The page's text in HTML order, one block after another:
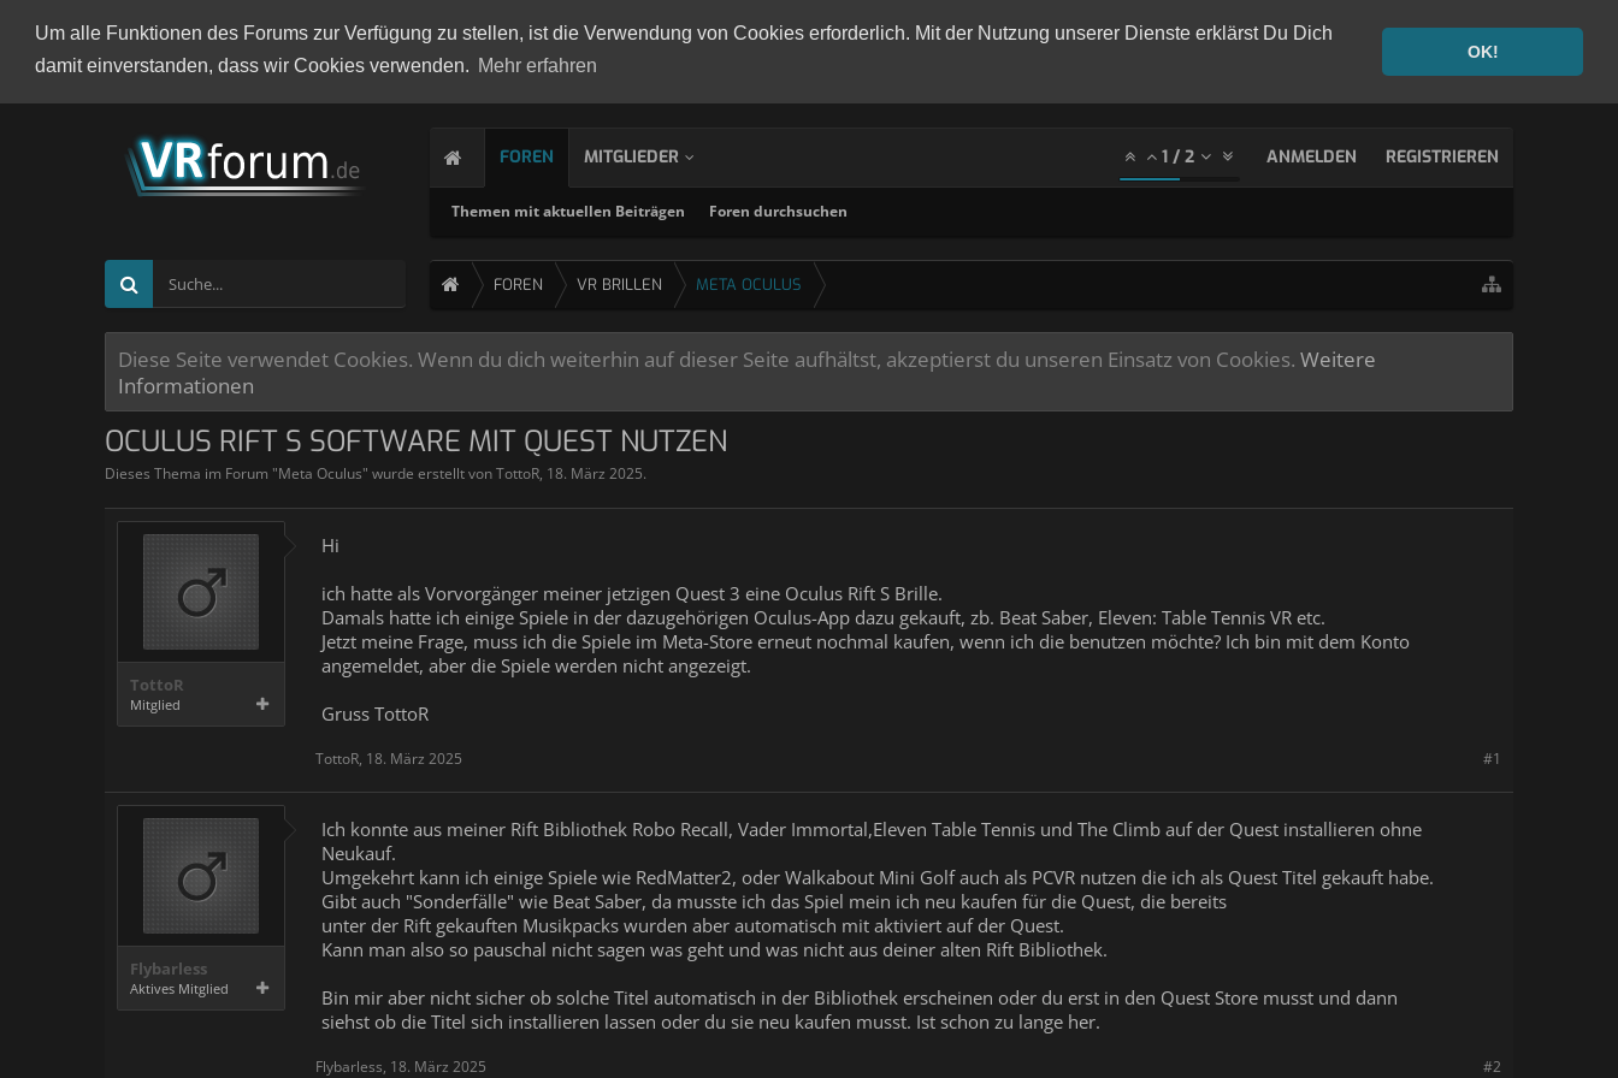
Um alle Funktionen des Forums zur Verfügung zu stellen, ist die Verwendung von Cookies erforderlich. Mit der Nutzung unserer Dienste erklärst Du Dich
damit einverstanden, dass wir Cookies verwenden. Mehr erfahren
OK!
FOREN
Themen mit aktuellen Beiträgen Foren durchsuchen
MITGLIEDER 1 / 2 ANMELDEN REGISTRIEREN
FOREN VR BRILLEN META OCULUS
Diese Seite verwendet Cookies. Wenn du dich weiterhin auf dieser Seite aufhältst, akzeptierst du unseren Einsatz von Cookies. Weitere
Informationen
OCULUS RIFT S SOFTWARE MIT QUEST NUTZEN
Dieses Thema im Forum "Meta Oculus" wurde erstellt vonTottoR, 18. März 2025.
TottoR
Mitglied
Hi
ich hatte als Vorvorgänger meiner jetzigen Quest 3 eine Oculus Rift S Brille.
Damals hatte ich einige Spiele in der dazugehörigen Oculus-App dazu gekauft, zb. Beat Saber, Eleven: Table Tennis VR etc.
Jetzt meine Frage, muss ich die Spiele im Meta-Store erneut nochmal kaufen, wenn ich die benutzen möchte? Ich bin mit dem Konto
angemeldet, aber die Spiele werden nicht angezeigt.
Gruss TottoR
#1
TottoR, 18. März 2025
Flybarless
Aktives Mitglied
Ich konnte aus meiner Rift Bibliothek Robo Recall, Vader Immortal,Eleven Table Tennis und The Climb auf der Quest installieren ohne
Neukauf.
Umgekehrt kann ich einige Spiele wie RedMatter2, oder Walkabout Mini Golf auch als PCVR nutzen die ich als Quest Titel gekauft habe.
Gibt auch "Sonderfälle" wie Beat Saber, da musste ich das Spiel mein ich neu kaufen für die Quest, die bereits
unter der Rift gekauften Musikpacks wurden aber automatisch mit aktiviert auf der Quest.
Kann man also so pauschal nicht sagen was geht und was nicht aus deiner alten Rift Bibliothek.
Bin mir aber nicht sicher ob solche Titel automatisch in der Bibliothek erscheinen oder du erst in den Quest Store musst und dann
siehst ob die Titel sich installieren lassen oder du sie neu kaufen musst. Ist schon zu lange her.
#2
Flybarless, 18. März 2025